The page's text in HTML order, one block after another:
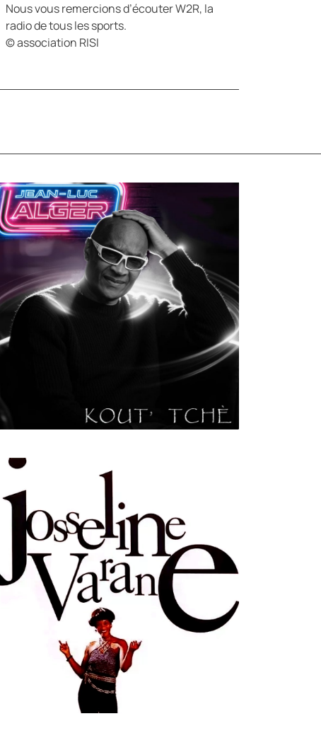
Nous vous remercions d’écouter W2R, la
radio de tous les sports.
© association RISI
W2R : Jean Luc ALGER
On byWebmaster2Risi
MUSICALE
Souvenir : 1996
byWebmaster2Risi